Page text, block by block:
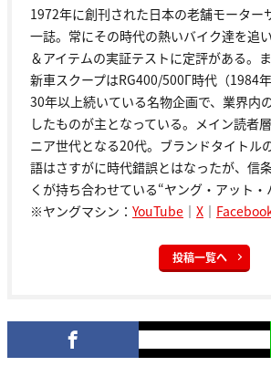
1972年に創刊された日本の老舗モーター
一誌。常にその時代の熱いバイク達を追
＆アイテムの実証テストに定評がある。
新車スクープはRG400/500Γ時代（1984
30年以上続いている名物企画で、業界内
したものが主となっている。メイン読者
ニア世代となる20代。ブランドタイトル
語はさすがに時代錯誤とはなったが、信
くが持ち合わせている“ヤング・アット・
※ヤングマシン： YouTube ｜ X ｜
投稿一覧へ